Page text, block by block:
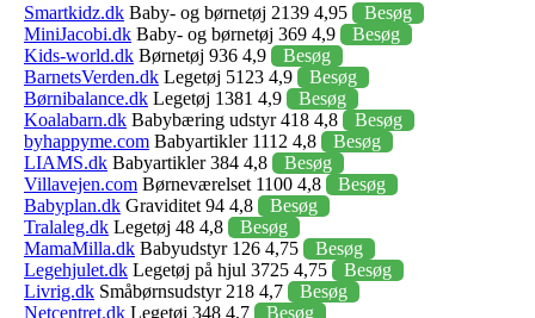
Smartkidz.dk Baby- og børnetøj 2139 4,95
Besøg
MiniJacobi.dk Baby- og børnetøj 369 4,9
Besøg
Kids-world.dk Børnetøj 936 4,9
Besøg
BarnetsVerden.dk Legetøj 5123 4,9
Besøg
Børnibalance.dk Legetøj 1381 4,9
Besøg
Koalabarn.dk Babybæring udstyr 418 4,8
Besøg
byhappyme.com Babyartikler 1112 4,8
Besøg
LIAMS.dk Babyartikler 384 4,8
Besøg
Villavejen.com Børneværelset 1100 4,8
Besøg
Babyplan.dk Graviditet 94 4,8
Besøg
Tralaleg.dk Legetøj 48 4,8
Besøg
MamaMilla.dk Babyudstyr 126 4,75
Besøg
Legehjulet.dk Legetøj på hjul 3725 4,75
Besøg
Livrig.dk Småbørnsudstyr 218 4,7
Besøg
Netcentret.dk Legetøj 348 4,7
Besøg